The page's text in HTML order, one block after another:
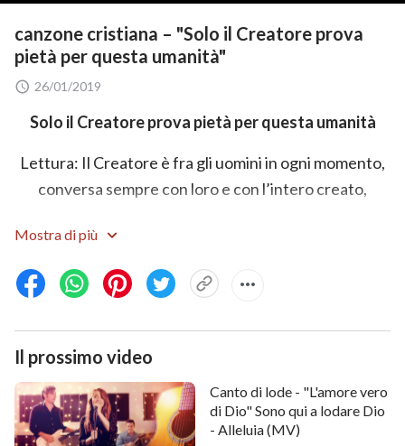
canzone cristiana – "Solo il Creatore prova
pietà per questa umanità"
26/01/2019
Solo il Creatore prova pietà per questa umanità
Lettura: Il Creatore è fra gli uomini in ogni momento,
conversa sempre con loro e con l’intero creato,
e compie nuovi atti ogni giorno.
La Sua sostanza e la Sua indole si esprimono nel
dialogo con l'uomo;
i Suoi pensieri e le Sue idee si rivelano totalmente nei
Suoi atti;
Egli accompagna e osserva l'umanità in ogni
momento.
Mostra di più
Il prossimo video
Canto di lode - "L'amore vero
di Dio" Sono qui a lodare Dio
- Alleluia (MV)